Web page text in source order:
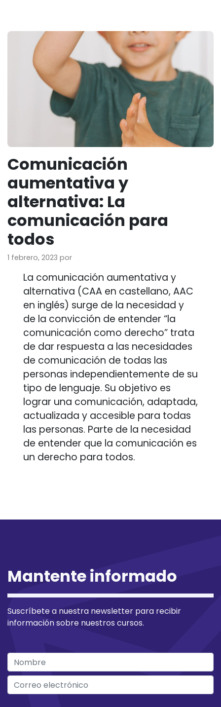
Comunicación
aumentativa y
alternativa: La
comunicación para
todos
1 febrero, 2023 por
La comunicación aumentativa y
alternativa (CAA en castellano, AAC
en inglés) surge de la necesidad y
de la convicción de entender “la
comunicación como derecho” trata
de dar respuesta a las necesidades
de comunicación de todas las
personas independientemente de su
tipo de lenguaje. Su objetivo es
lograr una comunicación, adaptada,
actualizada y accesible para todas
las personas. Parte de la necesidad
de entender que la comunicación es
un derecho para todos.
Mantente informado
Suscríbete a nuestra newsletter para recibir
información sobre nuestros cursos.